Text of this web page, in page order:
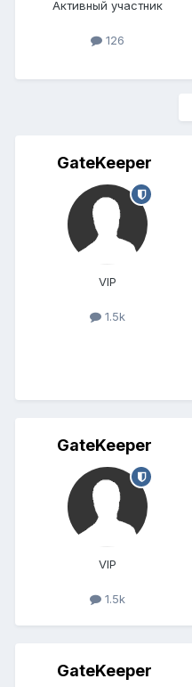
Активный участник
126
GateKeeper
VIP
1.5k
GateKeeper
VIP
1.5k
GateKeeper